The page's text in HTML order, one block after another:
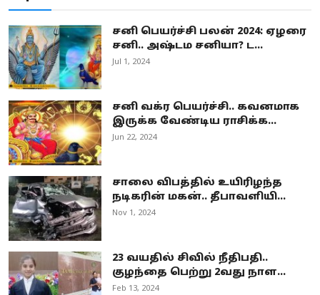
சனி பெயர்ச்சி பலன் 2024: ஏழரை
சனி.. அஷ்டம சனியா? ட...
Jul 1, 2024
சனி வக்ர பெயர்ச்சி.. கவனமாக
இருக்க வேண்டிய ராசிக்க...
Jun 22, 2024
சாலை விபத்தில் உயிரிழந்த
நடிகரின் மகன்.. தீபாவளியி...
Nov 1, 2024
23 வயதில் சிவில் நீதிபதி..
குழந்தை பெற்று 2வது நாள...
Feb 13, 2024